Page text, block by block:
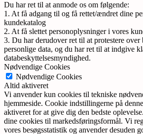
Du har ret til at anmode os om følgende:
1. At få adgang til og få rettet/ændret dine
kundekatalog
2. At få slettet personoplysninger i vores
3. Du har derudover ret til at protestere
personlige data, og du har ret til at indgive
databeskyttelsesmyndighed.
Nødvendige Cookies
Nødvendige Cookies
Altid aktiveret
Vi anvender kun cookies til tekniske
hjemmeside. Cookie indstillingerne på
aktiveret for at give dig den bedste
dine cookies til markedsføringsformål. Vi
vores besøgsstatistik og anvender desuden